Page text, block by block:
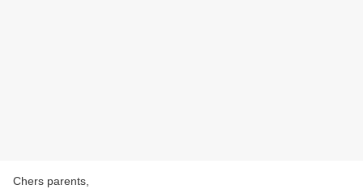
Chers parents,